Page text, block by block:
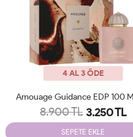
4 AL 3 ÖDE
Amouage Guidance EDP 100
8.900 TL 3.250 TL
SEPETE EKLE